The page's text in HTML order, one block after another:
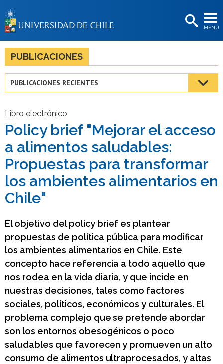
MENÚ
BIBLIOTECAS
LA UNIVERSIDAD
Estudiantes
Funcionarias/os
Egresadas/os
PUBLICACIONES
PUBLICACIONES RECIENTES
Libro electrónico
Policy brief "Mejorar el acceso
a alimentos saludables:
Propuestas para transformar
los ambientes alimentarios en
Chile"
El objetivo del policy brief es plantear
propuestas de política pública para modificar
los ambientes alimentarios en Chile. Este
concepto hace referencia a todo aquello que
nos rodea en la vida diaria, y que incide en
nuestras decisiones, tales como factores
sociales, políticos, económicos y culturales. El
problema complejo que se pretende abordar
son los entornos obesogénicos o poco
saludables que favorecen y promueven un alto
consumo de alimentos ultraprocesados, y altas